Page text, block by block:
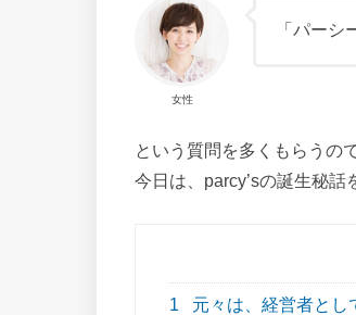
女性
「パー
という質問を多くもらうので
今日は、parcy’sの誕生秘話
1 元々は、経営者とし